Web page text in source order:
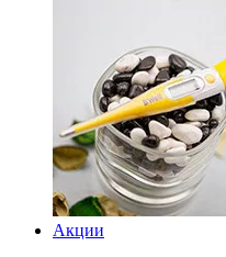
Акции